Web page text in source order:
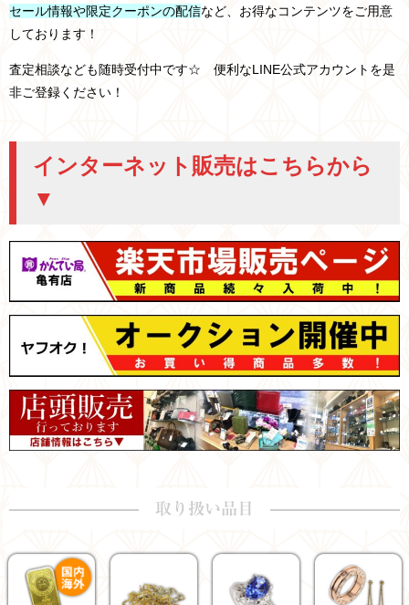
セール情報や限定クーポンの配信など、お得なコンテンツをご用意
しております！
査定相談なども随時受付中です☆ 便利なLINE公式アカウントを是
非ご登録ください！
インターネット販売はこちらから
▼
取り扱い品目